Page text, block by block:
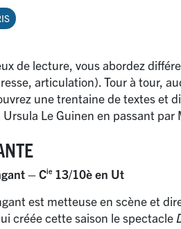
de lecture, vous abordez
articulation). Tour à tour,
une trentaine de textes et
Ursula Le Guinen en passant par
– Cie13/10è en Ut
est metteuse en scène et
créée cette saison le spectacle